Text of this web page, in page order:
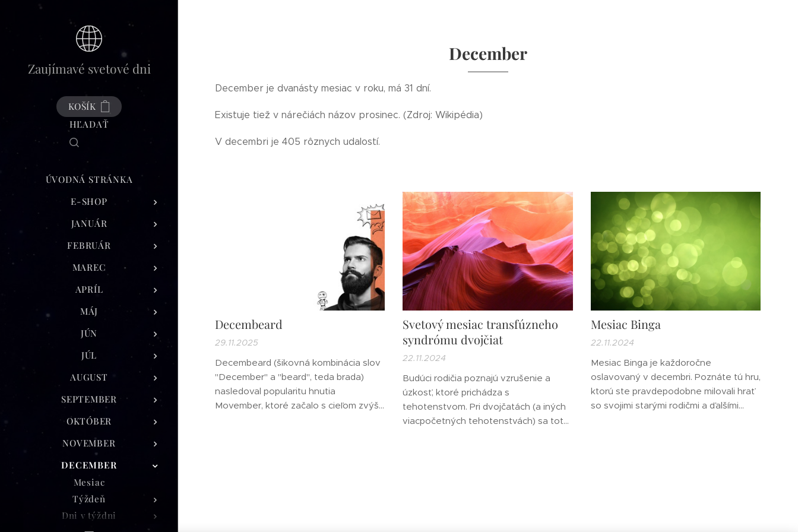
Zaujímavé svetové dni
KOŠÍK
HĽADAŤ
ÚVODNÁ STRÁNKA
E-SHOP
JANUÁR
FEBRUÁR
MAREC
APRÍL
MÁJ
JÚN
JÚL
AUGUST
SEPTEMBER
OKTÓBER
NOVEMBER
DECEMBER
Mesiac
Týždeň
Dni v týždni
December
December je dvanásty mesiac v roku, má 31 dní.
Existuje tiež v nárečiách názov prosinec. (Zdroj: Wikipédia)
V decembri je 405 rôznych udalostí.
Decembeard
29.11.2025
Decembeard (šikovná kombinácia slov
"December" a "beard", teda brada)
nasledoval popularitu hnutia
Movember, ktoré začalo s cieľom zvýšiť
Svetový mesiac transfúzneho
syndrómu dvojčiat
22.11.2024
Budúci rodičia poznajú vzrušenie a
úzkosť, ktoré prichádza s
tehotenstvom. Pri dvojčatách (a iných
viacpočetných tehotenstvách) sa toto
Mesiac Binga
22.11.2024
Mesiac Binga je každoročne
oslavovaný v decembri. Poznáte tú hru,
ktorú ste pravdepodobne milovali hrať
so svojimi starými rodičmi a ďalšími